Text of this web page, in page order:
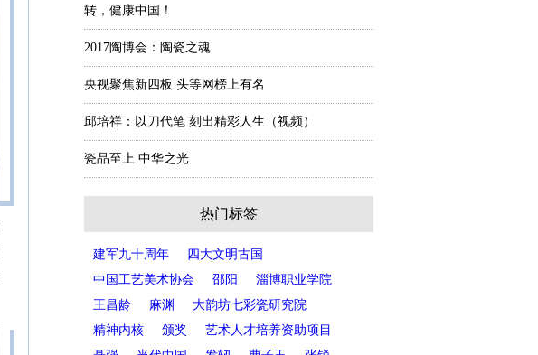
转，健康中国！
2017陶博会：陶瓷之魂
央视聚焦新四板 头等网榜上有名
邱培祥：以刀代笔 刻出精彩人生（视频）
瓷品至上 中华之光
热门标签
建军九十周年
四大文明古国
中国工艺美术协会
邵阳
淄博职业学院
王昌龄
麻渊
大韵坊七彩瓷研究院
精神内核
颁奖
艺术人才培养资助项目